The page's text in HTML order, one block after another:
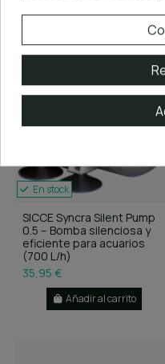
En stock
SICCE Syncra Silent Pump
0.5 – Bomba silenciosa y
eficiente para acuarios
(700 L/h)
35,95 €
Añadir al carrito